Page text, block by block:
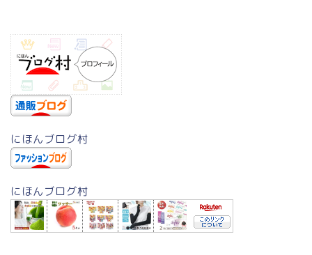
にほんブログ村
にほんブログ村